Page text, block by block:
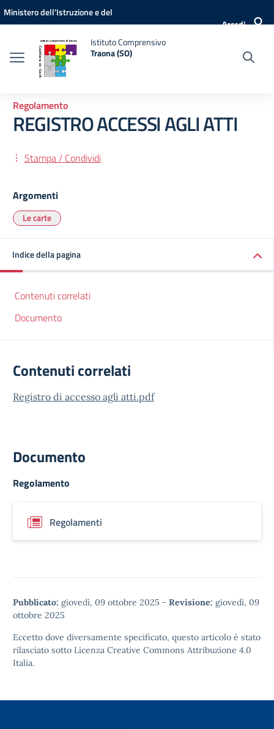
Vai ai contenuti
Vai al menu di navigazione
Vai al footer
Ministero dell'Istruzione e del
Accedi
Istituto Comprensivo
Traona (SO)
Regolamento
REGISTRO ACCESSI AGLI ATTI
Stampa / Condividi
Argomenti
Le carte
Indice della pagina
Contenuti correlati
Documento
Contenuti correlati
Registro di accesso agli atti.pdf
Documento
Regolamento
Regolamenti
Pubblicato: giovedì, 09 ottobre 2025 - Revisione: giovedì, 09
ottobre 2025
Eccetto dove diversamente specificato, questo articolo è stato
rilasciato sotto Licenza Creative Commons Attribuzione 4.0
Italia.